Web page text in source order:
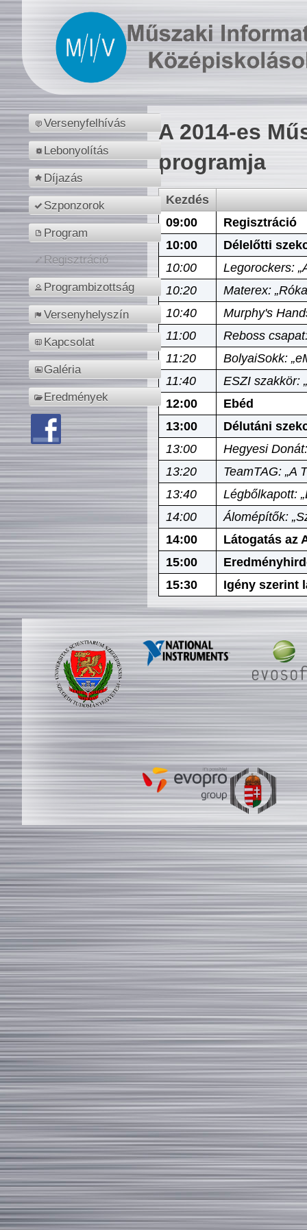
Versenyfelhívás
Lebonyolítás
Díjazás
Szponzorok
Program
Regisztráció
Programbizottság
Versenyhelyszín
Kapcsolat
Galéria
Eredmények
A 2014-es
programja
Kezdés
09:00
Regisztráció
10:00
Délelőtti
10:00
Legorockers:
10:20
Materex:
10:40
Murphy's
11:00
Reboss
11:20
BolyaiSokk:
11:40
ESZI szakkör:
12:00
Ebéd
13:00
Délutáni
13:00
Hegyesi
13:20
TeamTAG: „A
13:40
Légbőlkapott:
14:00
Álomépítők:
14:00
Látogatás az
15:00
15:30
Igény szerint